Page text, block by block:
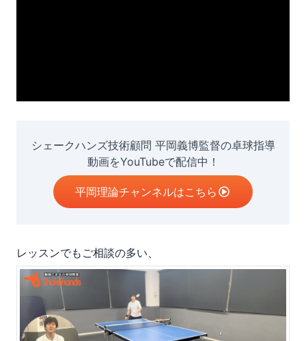
シェークハンズ技術顧問 平岡義博監督の卓球指導
動画をYouTubeで配信中！
平岡理論チャンネルはこちら
レッスンでもご相談の多い、